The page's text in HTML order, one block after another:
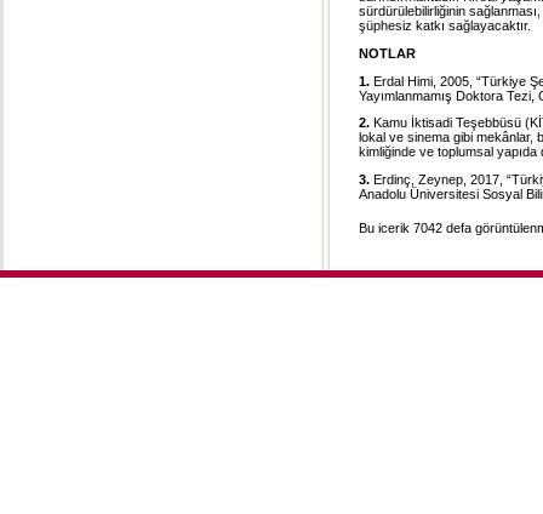
sürdürülebilirliğinin
şüphesiz katkı sağlayacaktır.
NOTLAR
1. Erdal Himi, 2005, “Türkiye
Yayımlanmamış Doktora
2. Kamu İktisadi Teşebbüsü
lokal ve sinema gibi mekânlar,
kimliğinde ve toplumsal yapıda
3. Erdinç, Zeynep, 2017,
Anadolu Üniversitesi Sosyal
Bu icerik 7042 defa